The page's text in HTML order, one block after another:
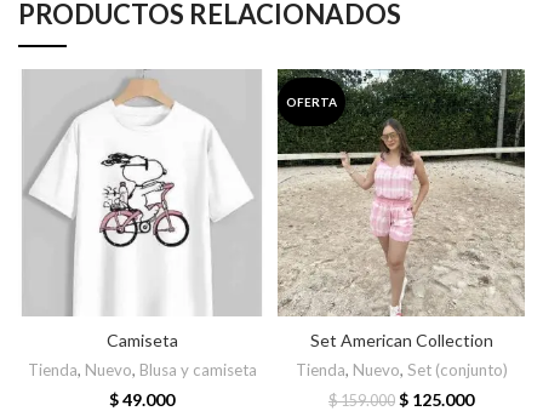
PRODUCTOS RELACIONADOS
Camiseta
Tienda, Nuevo, Blusa y camiseta
$49.000
OFERTA
Set American Collection
Tienda, Nuevo, Set (conjunto)
$159.000 $ 125.000